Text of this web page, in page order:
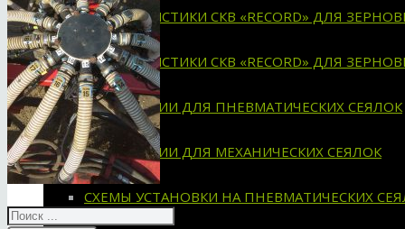
ХАРАКТЕРИСТИКИ СКВ «RECORD» ДЛЯ
ХАРАКТЕРИСТИКИ СКВ «RECORD» ДЛЯ
ИНСТРУКЦИИ ДЛЯ ПНЕВМАТИЧЕСКИХ СЕЯЛОК
ИНСТРУКЦИИ ДЛЯ МЕХАНИЧЕСКИХ СЕЯЛОК
СХЕМЫ УСТАНОВКИ НА ПНЕВМАТИЧЕСКИХ